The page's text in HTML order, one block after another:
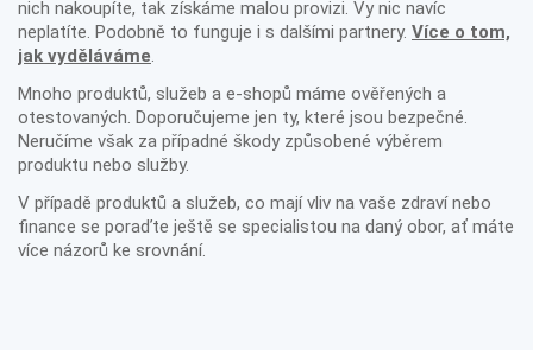
nich nakoupíte, tak získáme malou provizi. Vy nic navíc
neplatíte. Podobně to funguje i s dalšími partnery. Více o tom,
jak vyděláváme.
Mnoho produktů, služeb a e-shopů máme ověřených a
otestovaných. Doporučujeme jen ty, které jsou bezpečné.
Neručíme však za případné škody způsobené výběrem
produktu nebo služby.
V případě produktů a služeb, co mají vliv na vaše zdraví nebo
finance se poraďte ještě se specialistou na daný obor, ať máte
více názorů ke srovnání.